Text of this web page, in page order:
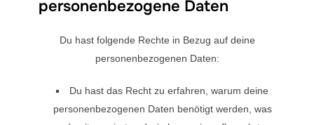
personenbezogene Daten
Du hast folgende Rechte in Bezug auf deine
personenbezogenen Daten:
Du hast das Recht zu erfahren, warum deine
personenbezogenen Daten benötigt werden, was